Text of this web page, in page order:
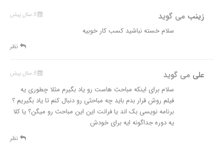
زینب می گوید 5 سال پیش
سلام خسته نباشید کسب کار خوبیه
نظر
علی می گوید 5 سال پیش
سلام برای اینکه مباحث هاست رو یاد بگیرم مثلا چطوری یه
فیلم روش قرار بدم باید چه مباحثی رو دنبال کنم تا یاد بگیریم ؟
برنامه نویسی بک اند یا فرانت این این مباحث رو میگن؟ یا کلا
یه دوره جداگونه ایه برای خودش
نظر